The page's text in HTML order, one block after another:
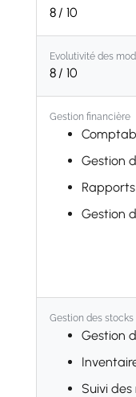
8 / 10
Evolutivité des
8 / 10
Gestion financière
Gestion
Gestion
Gestion des stocks
Gestion
Suivi